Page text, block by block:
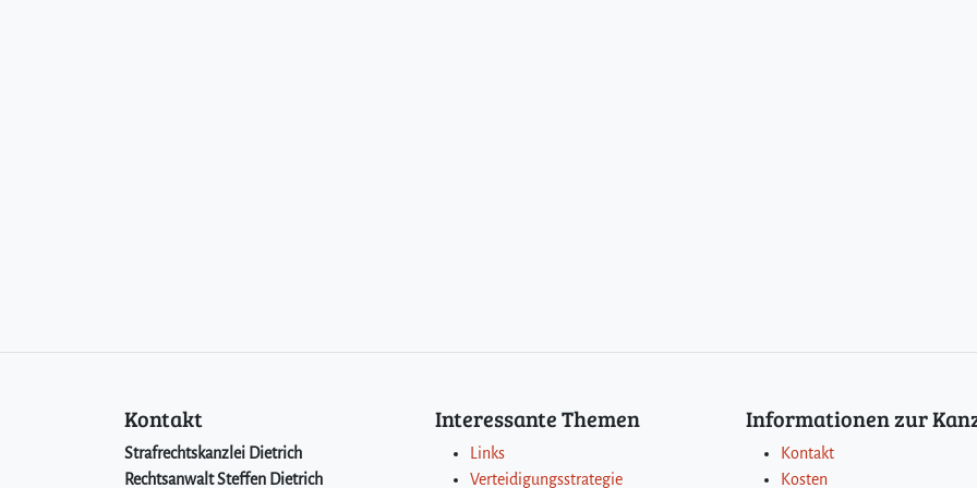
Kontakt
Strafrechtskanzlei Dietrich
Rechtsanwalt Steffen Dietrich
Interessante Themen
Links
Verteidigungsstrategie
Informationen zur
Kontakt
Kosten